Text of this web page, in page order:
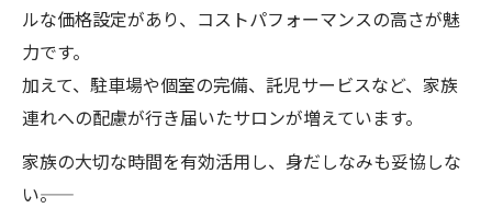
ルな価格設定があり、コストパフォーマンスの高さが魅
力です。
加えて、駐車場や個室の完備、託児サービスなど、家族
連れへの配慮が行き届いたサロンが増えています。
家族の大切な時間を有効活用し、身だしなみも妥協しな
い――。